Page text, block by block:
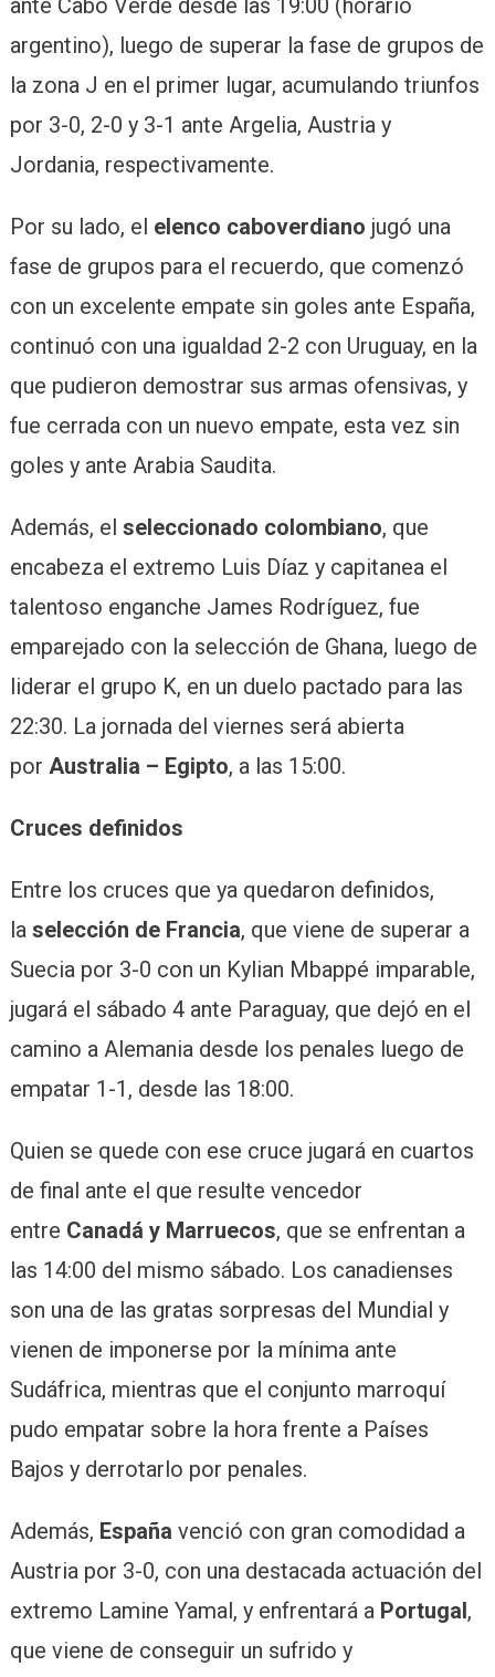
argentino), luego de superar la fase de grupos de
la zona J en el primer lugar, acumulando triunfos
por 3-0, 2-0 y 3-1 ante Argelia, Austria y
Jordania, respectivamente.
Por su lado, el elenco caboverdiano jugó una
fase de grupos para el recuerdo, que comenzó
con un excelente empate sin goles ante España,
continuó con una igualdad 2-2 con Uruguay, en la
que pudieron demostrar sus armas ofensivas, y
fue cerrada con un nuevo empate, esta vez sin
goles y ante Arabia Saudita.
Además, el seleccionado colombiano, que
encabeza el extremo Luis Díaz y capitanea el
talentoso enganche James Rodríguez, fue
emparejado con la selección de Ghana, luego de
liderar el grupo K, en un duelo pactado para las
22:30. La jornada del viernes será abierta
por Australia – Egipto, a las 15:00.
Cruces definidos
Entre los cruces que ya quedaron definidos,
la selección de Francia, que viene de superar a
Suecia por 3-0 con un Kylian Mbappé imparable,
jugará el sábado 4 ante Paraguay, que dejó en el
camino a Alemania desde los penales luego de
empatar 1-1, desde las 18:00.
Quien se quede con ese cruce jugará en cuartos
de final ante el que resulte vencedor
entre Canadá y Marruecos, que se enfrentan a
las 14:00 del mismo sábado. Los canadienses
son una de las gratas sorpresas del Mundial y
vienen de imponerse por la mínima ante
Sudáfrica, mientras que el conjunto marroquí
pudo empatar sobre la hora frente a Países
Bajos y derrotarlo por penales.
Además, España venció con gran comodidad a
Austria por 3-0, con una destacada actuación del
extremo Lamine Yamal, y enfrentará a Portugal,
que viene de conseguir un sufrido y